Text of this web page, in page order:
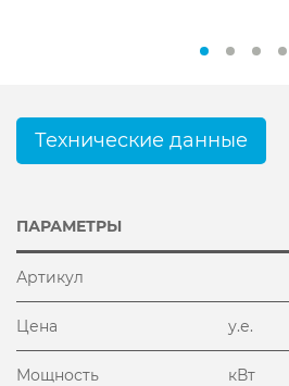
Технические данные
ПАРАМЕТРЫ
Артикул
Цена у.е.
Мощность кВт